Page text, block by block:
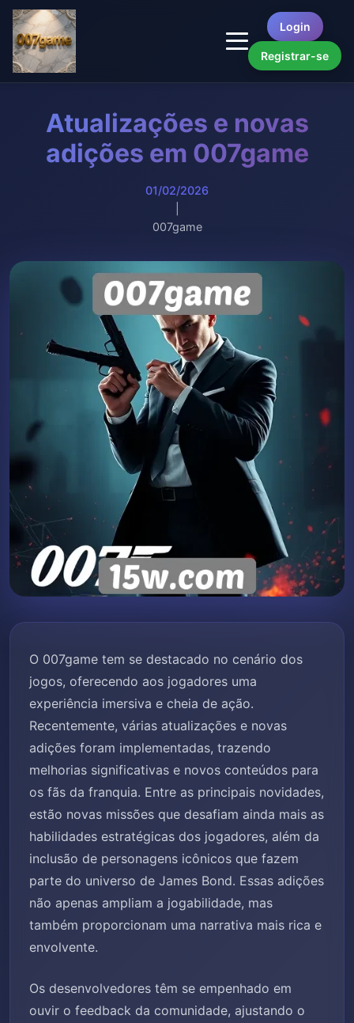
Login
Registrar-se
Atualizações e novas
adições em 007game
01/02/2026
007game
O 007game tem se destacado no cenário dos
jogos, oferecendo aos jogadores uma
experiência imersiva e cheia de ação.
Recentemente, várias atualizações e novas
adições foram implementadas, trazendo
melhorias significativas e novos conteúdos para
os fãs da franquia. Entre as principais novidades,
estão novas missões que desafiam ainda mais as
habilidades estratégicas dos jogadores, além da
inclusão de personagens icônicos que fazem
parte do universo de James Bond. Essas adições
não apenas ampliam a jogabilidade, mas
também proporcionam uma narrativa mais rica e
envolvente.
Os desenvolvedores têm se empenhado em
ouvir o feedback da comunidade, ajustando o